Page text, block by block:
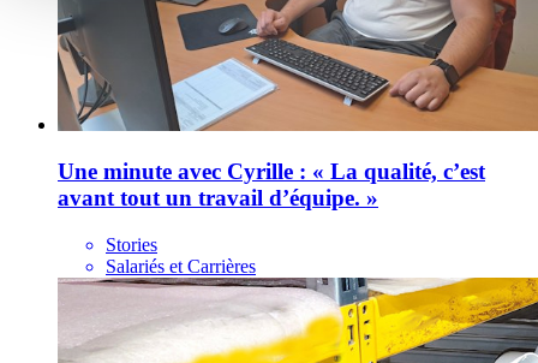
Une minute avec Cyrille : « La qualité, c’est
avant tout un travail d’équipe. »
Stories
Salariés et Carrières